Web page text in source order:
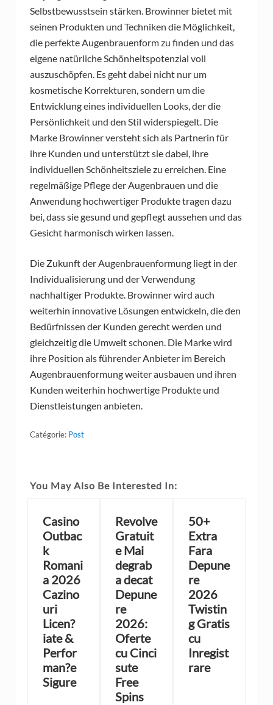
Selbstbewusstsein stärken. Browinner bietet mit
seinen Produkten und Techniken die Möglichkeit,
die perfekte Augenbrauenform zu finden und das
eigene natürliche Schönheitspotenzial voll
auszuschöpfen. Es geht dabei nicht nur um
kosmetische Korrekturen, sondern um die
Entwicklung eines individuellen Looks, der die
Persönlichkeit und den Stil widerspiegelt. Die
Marke Browinner versteht sich als Partnerin für
ihre Kunden und unterstützt sie dabei, ihre
individuellen Schönheitsziele zu erreichen. Eine
regelmäßige Pflege der Augenbrauen und die
Anwendung hochwertiger Produkte tragen dazu
bei, dass sie gesund und gepflegt aussehen und das
Gesicht harmonisch wirken lassen.
Die Zukunft der Augenbrauenformung liegt in der
Individualisierung und der Verwendung
nachhaltiger Produkte. Browinner wird auch
weiterhin innovative Lösungen entwickeln, die den
Bedürfnissen der Kunden gerecht werden und
gleichzeitig die Umwelt schonen. Die Marke wird
ihre Position als führender Anbieter im Bereich
Augenbrauenformung weiter ausbauen und ihren
Kunden weiterhin hochwertige Produkte und
Dienstleistungen anbieten.
Catégorie: Post
You May Also Be Interested In:
Casino
Outbac
k
Romani
a 2026
Cazino
uri
Licen?
iate &
Perfor
man?e
Sigure
Revolve
Gratuit
e Mai
degrab
a decat
Depune
re
2026:
Oferte
cu Cinci
sute
Free
Spins
50+
Extra
Fara
Depune
re
2026
Twistin
g Gratis
cu
Inregist
rare